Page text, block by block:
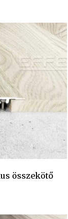
összekötő